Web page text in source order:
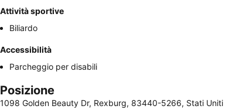
Attività sportive
Biliardo
Accessibilità
Parcheggio per disabili
Posizione
1098 Golden Beauty Dr, Rexburg, 83440-5266, Stati Uniti